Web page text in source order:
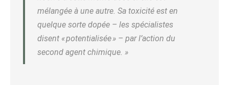
mélangée à une autre. Sa toxicité est en
quelque sorte dopée – les spécialistes
disent « potentialisée » – par l’action du
second agent chimique. »